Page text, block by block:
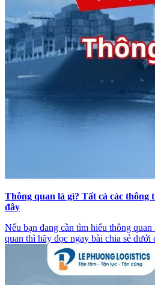
Thông quan là gì? Tất cả các thông
đây
Nếu bạn đang cần tìm hiểu thông
quan thì hãy đọc ngay bài chia sẻ dưới